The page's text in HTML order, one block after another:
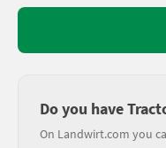
Do you have
On Landwirt.com you